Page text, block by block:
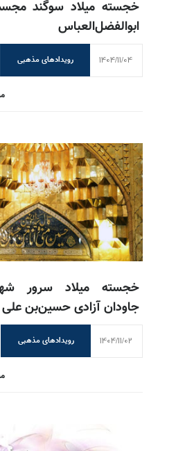
خجسته میلاد سوگند
ابوالفضل‌العباس
رویدادهای مذهبی 1404/11/04
خجسته میلاد سرور
جاودان آزادی حسین‌بن علی
رویدادهای مذهبی 1404/11/02